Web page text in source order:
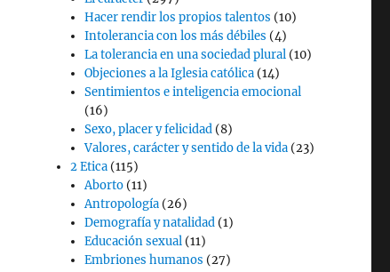
Hacer rendir los propios talentos (10)
Intolerancia con los más débiles (4)
La tolerancia en una sociedad plural (10)
Objeciones a la Iglesia católica (14)
Sentimientos e inteligencia emocional
(16)
Sexo, placer y felicidad (8)
Valores, carácter y sentido de la vida (23)
2 Etica (115)
Aborto (11)
Antropología (26)
Demografía y natalidad (1)
Educación sexual (11)
Embriones humanos (27)